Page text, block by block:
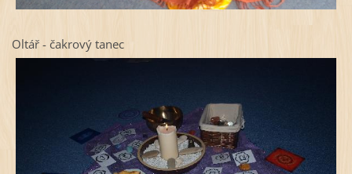
Oltář - čakrový tanec